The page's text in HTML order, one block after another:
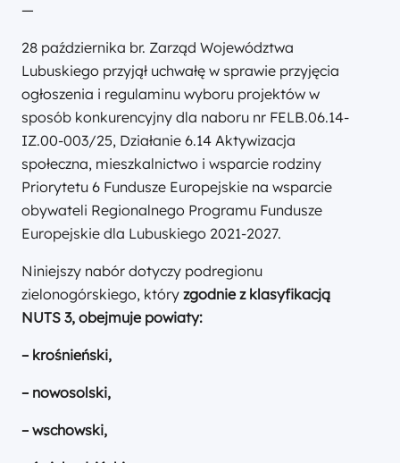
—
28 października br. Zarząd Województwa
Lubuskiego przyjął uchwałę w sprawie przyjęcia
ogłoszenia i regulaminu wyboru projektów w
sposób konkurencyjny dla naboru nr FELB.06.14-
IZ.00-003/25, Działanie 6.14 Aktywizacja
społeczna, mieszkalnictwo i wsparcie rodziny
Priorytetu 6 Fundusze Europejskie na wsparcie
obywateli Regionalnego Programu Fundusze
Europejskie dla Lubuskiego 2021-2027.
Niniejszy nabór dotyczy podregionu
zielonogórskiego, który zgodnie z klasyfikacją
NUTS 3, obejmuje powiaty:
– krośnieński,
– nowosolski,
– wschowski,